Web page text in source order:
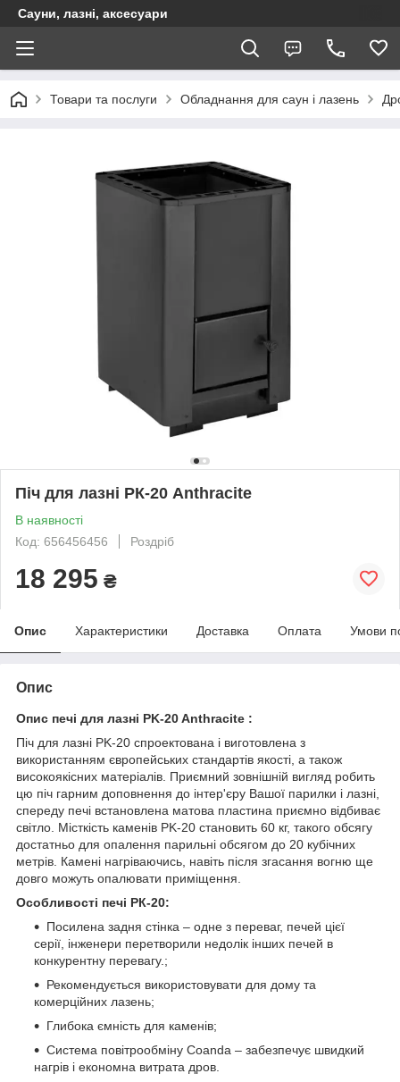
Сауни, лазні, аксесуари
Товари та послуги Обладнання для саун і лазень
Піч для лазні РК-20 Anthracite
В наявності
Код: 656456456
Роздріб
18 295 ₴
Опис Характеристики Доставка Оплата Умови
Опис
Опис печі для лазні PK-20 Anthracite :
Піч для лазні PK-20 спроектована і виготовлена з
використанням європейських стандартів якості, а також
високоякісних матеріалів. Приємний зовнішній вигляд робить
цю піч гарним доповнення до інтер'єру Вашої парилки і лазні,
спереду печі встановлена матова пластина приємно відбиває
світло. Місткість каменів PK-20 становить 60 кг, такого обсягу
достатньо для опалення парильні обсягом до 20 кубічних
метрів. Камені нагріваючись, навіть після згасання вогню ще
довго можуть опалювати приміщення.
Особливості печі РК-20:
Посилена задня стінка – одне з переваг, печей цієї
серії, інженери перетворили недолік інших печей в
конкурентну перевагу.;
Рекомендується використовувати для дому та
комерційних лазень;
Глибока ємність для каменів;
Система повітрообміну Coanda – забезпечує швидкий
нагрів і економна витрата дров.